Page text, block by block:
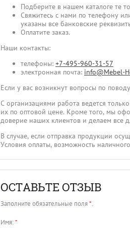
Подберите в нашем каталоге те
Свяжитесь с нами по телефону
указаны все банковские
Оплатите заказ.
Наши контакты:
телефоны: +7-495-960-31-57
электронная почта: info@Mebel-
Если у вас возникнут вопросы по
С организациями работа ведется
их по оптовой цене. Кроме того, мы
доверие наших клиентов и делаем все
В случае, если отправка продукции
Условия оплаты, возможность
ОСТАВЬТЕ ОТЗЫВ
Заполните обязательные поля*.
Имя:*